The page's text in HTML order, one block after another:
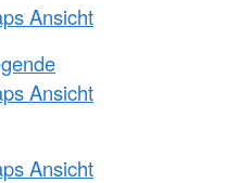
Ansicht
Ansicht
Ansicht